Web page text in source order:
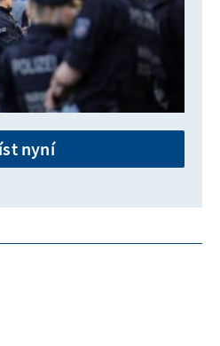
nyní